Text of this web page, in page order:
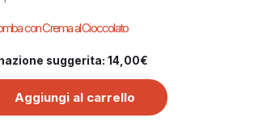
con Crema al Cioccolato
suggerita: 14,00€
Aggiungi al carrello